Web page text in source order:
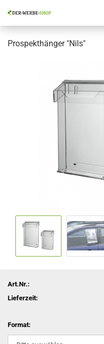
Prospekthänger "Nils"
Art.Nr.:
Lieferzeit:
Format: